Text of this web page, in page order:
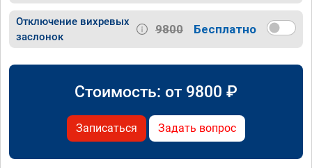
Отключение вихревых
заслонок
9800 Бесплатно
Стоимость: от 9800 ₽
Записаться Задать вопрос